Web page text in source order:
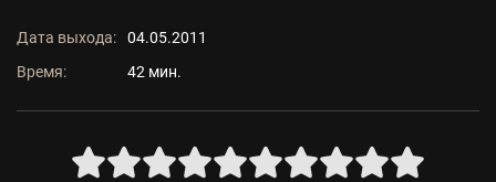
Дата выхода:
04.05.2011
Время:
42 мин.